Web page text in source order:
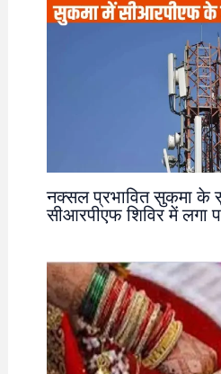
नक्सल प्रभावित सुकमा के
सीआरपीएफ शिविर में लगा